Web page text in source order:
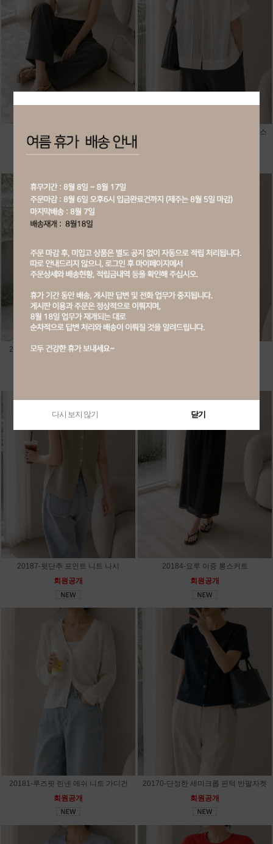
회원공개
20183-뒷트임 포인트 박시핏 블라우스
20182-린넨 라운드 반팔 니트 가디건
20187-뒷단추 포인트 니트 나시
회원공개
20184-요루 이중 롱스커트
회원공개
20181-루즈핏 린넨 메쉬 니트 가디건
회원공개
20170-단정한 세미크롭 핀턱 반팔자켓
회원공개
다시 보지 않기 닫기